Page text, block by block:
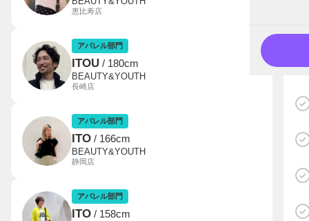
恵比寿店
アパレル部門
ITOU / 180cm
BEAUTY&YOUTH
長崎店
アパレル部門
ITO / 166cm
BEAUTY&YOUTH
静岡店
アパレル部門
ITO / 158cm